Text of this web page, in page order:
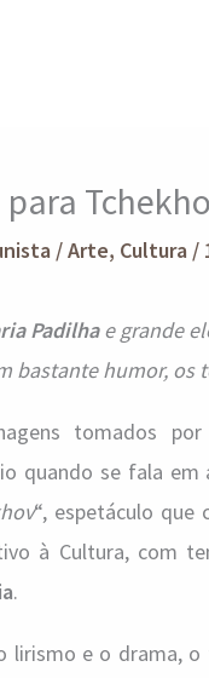
/Arte, Cultura /
Padilhae grande
bastante humor, os
tomados
quando se fala
“, espetáculo
à Cultura, com
.
lirismo e o drama,